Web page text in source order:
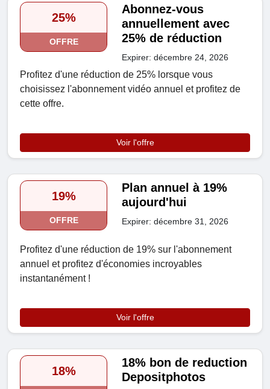
25%
OFFRE
Abonnez-vous
annuellement avec
25% de réduction
Expirer: décembre 24, 2026
Profitez d'une réduction de 25% lorsque vous
choisissez l'abonnement vidéo annuel et profitez de
cette offre.
Voir l'offre
19%
OFFRE
Plan annuel à 19%
aujourd'hui
Expirer: décembre 31, 2026
Profitez d'une réduction de 19% sur l'abonnement
annuel et profitez d'économies incroyables
instantanément !
Voir l'offre
18%
18% bon de reduction
Depositphotos